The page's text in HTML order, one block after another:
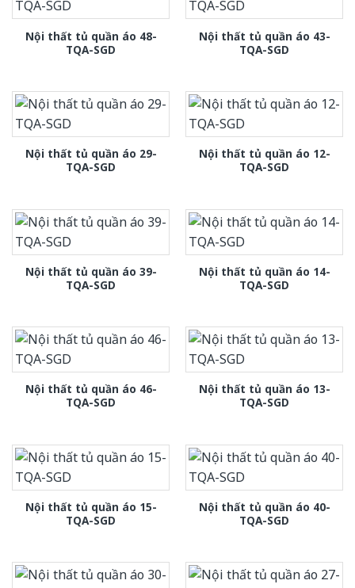
Nội thất tủ quần áo 48-
TQA-SGD
Nội thất tủ quần áo 43-
TQA-SGD
Nội thất tủ quần áo 29-
TQA-SGD
Nội thất tủ quần áo 12-
TQA-SGD
Nội thất tủ quần áo 39-
TQA-SGD
Nội thất tủ quần áo 14-
TQA-SGD
Nội thất tủ quần áo 46-
TQA-SGD
Nội thất tủ quần áo 13-
TQA-SGD
Nội thất tủ quần áo 15-
TQA-SGD
Nội thất tủ quần áo 40-
TQA-SGD